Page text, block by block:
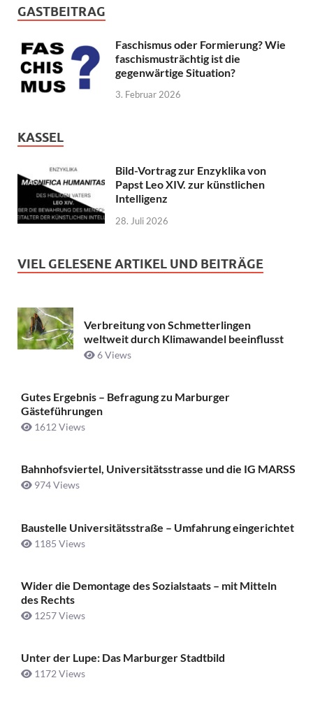
GASTBEITRAG
Faschismus oder Formierung? Wie
faschismusträchtig ist die
gegenwärtige Situation?
3. Februar 2026
KASSEL
Bild-Vortrag zur Enzyklika von
Papst Leo XIV. zur künstlichen
Intelligenz
28. Juli 2026
VIEL GELESENE ARTIKEL UND BEITRÄGE
Verbreitung von Schmetterlingen
weltweit durch Klimawandel beeinflusst
6 Views
Gutes Ergebnis – Befragung zu Marburger
Gästeführungen
1612 Views
Bahnhofsviertel, Universitätsstrasse und die IG MARSS
974 Views
Baustelle Universitätsstraße ­– Umfahrung eingerichtet
1185 Views
Wider die Demontage des Sozialstaats – mit Mitteln
des Rechts
1257 Views
Unter der Lupe: Das Marburger Stadtbild
1172 Views